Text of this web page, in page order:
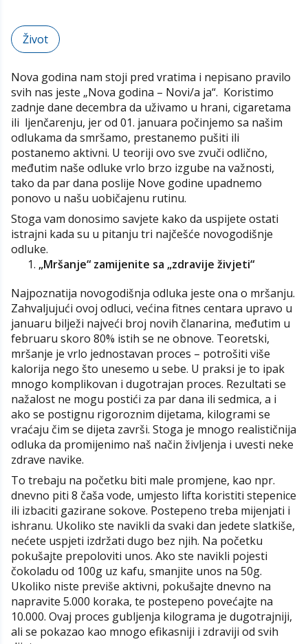
Život
Nova godina nam stoji pred vratima i nepisano pravilo
svih nas jeste „Nova godina – Novi/a ja“. Koristimo
zadnje dane decembra da uživamo u hrani, cigaretama
ili ljenčarenju, jer od 01. januara počinjemo sa našim
odlukama da smršamo, prestanemo pušiti ili
postanemo aktivni. U teoriji ovo sve zvuči odlično,
međutim naše odluke vrlo brzo izgube na važnosti,
tako da par dana poslije Nove godine upadnemo
ponovo u našu uobičajenu rutinu.
Stoga vam donosimo savjete kako da uspijete ostati
istrajni kada su u pitanju tri najčešće novogodišnje
odluke.
„Mršanje“ zamijenite sa „zdravije živjeti“
Najpoznatija novogodišnja odluka jeste ona o mršanju.
Zahvaljujući ovoj odluci, većina fitnes centara upravo u
januaru bilježi najveći broj novih članarina, međutim u
februaru skoro 80% istih se ne obnove. Teoretski,
mršanje je vrlo jednostavan proces – potrošiti više
kalorija nego što unesemo u sebe. U praksi je to ipak
mnogo komplikovan i dugotrajan proces. Rezultati se
nažalost ne mogu postići za par dana ili sedmica, a i
ako se postignu rigoroznim dijetama, kilogrami se
vraćaju čim se dijeta završi. Stoga je mnogo realističnija
odluka da promijenimo naš način življenja i uvesti neke
zdrave navike.
To trebaju na početku biti male promjene, kao npr.
dnevno piti 8 čaša vode, umjesto lifta koristiti stepenice
ili izbaciti gazirane sokove. Postepeno treba mijenjati i
ishranu. Ukoliko ste navikli da svaki dan jedete slatkiše,
nećete uspjeti izdržati dugo bez njih. Na početku
pokušajte prepoloviti unos. Ako ste navikli pojesti
čokoladu od 100g uz kafu, smanjite unos na 50g.
Ukoliko niste previše aktivni, pokušajte dnevno na
napravite 5.000 koraka, te postepeno povećajte na
10.000. Ovaj proces gubljenja kilograma je dugotrajniji,
ali se pokazao kao mnogo efikasniji i zdraviji od svih